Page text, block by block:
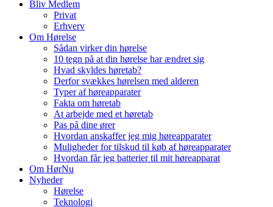
Bliv Medlem
Privat
Erhverv
Om Hørelse
Sådan virker din hørelse
10 tegn på at din hørelse har ændret sig
Hvad skyldes høretab?
Derfor svækkes hørelsen med alderen
Typer af høreapparater
Fakta om høretab
At arbejde med et høretab
Pas på dine ører
Hvordan anskaffer jeg mig høreapparater
Muligheder for tilskud til køb af høreapparater
Hvordan får jeg batterier til mit høreapparat
Om HørNu
Nyheder
Hørelse
Teknologi